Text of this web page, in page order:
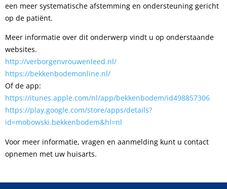
een meer systematische afstemming en ondersteuning gericht
op de patiënt.
Meer informatie over dit onderwerp vindt u op onderstaande
websites.
http://verborgenvrouwenleed.nl/
https://bekkenbodemonline.nl/
Of de app:
https://itunes.apple.com/nl/app/bekkenbodem/id498857306
https://play.google.com/store/apps/details?
id=mobowski.bekkenbodem&hl=nl
Voor meer informatie, vragen en aanmelding kunt u contact
opnemen met uw huisarts.